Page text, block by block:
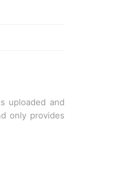
uploaded and
only provides